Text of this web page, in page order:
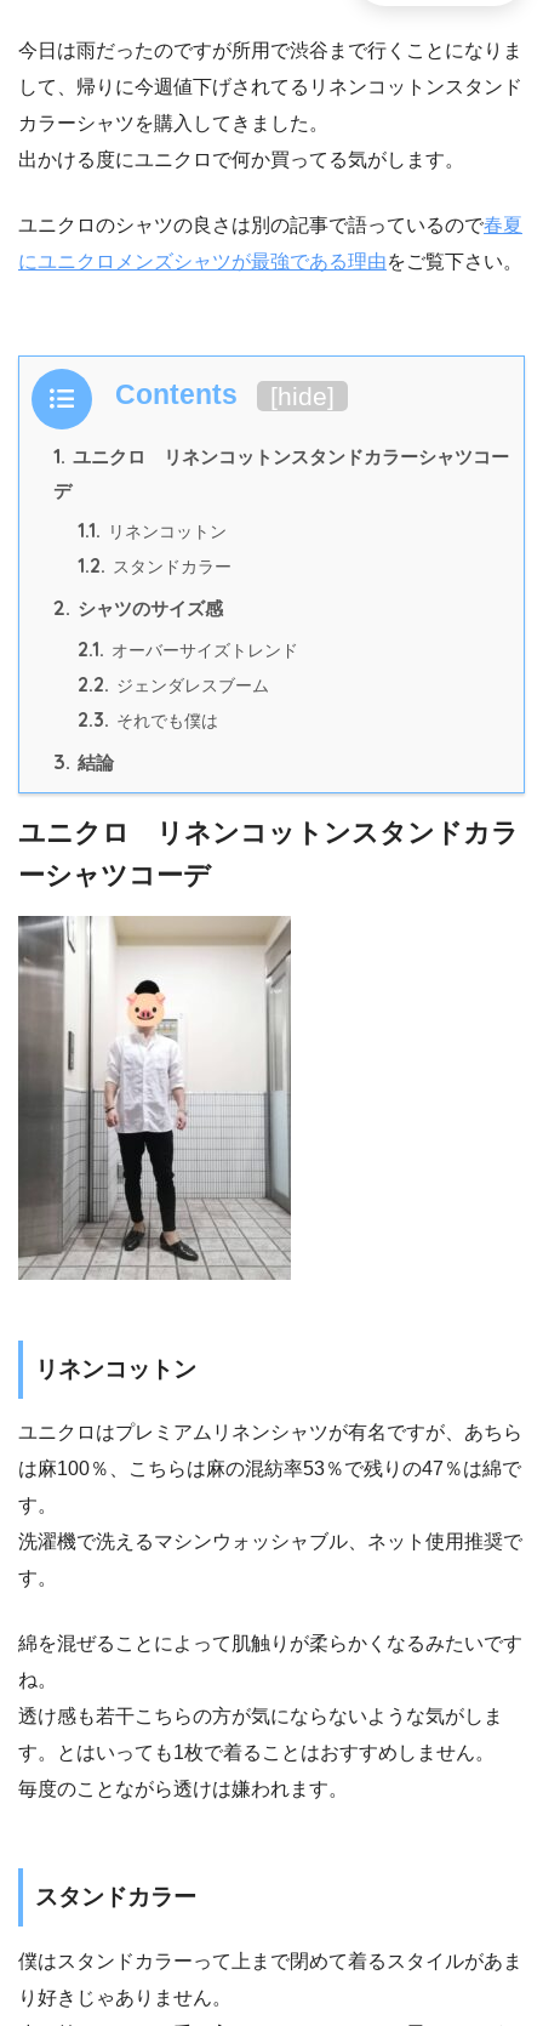
今日は雨だったのですが所用で渋谷まで行くことになりま
して、帰りに今週値下げされてるリネンコットンスタンド
カラーシャツを購入してきました。
出かける度にユニクロで何か買ってる気がします。
ユニクロのシャツの良さは別の記事で語っているので春夏
にユニクロメンズシャツが最強である理由をご覧下さい。
Contents [hide]
1. ユニクロ リネンコットンスタンドカラーシャツコー
デ
1.1. リネンコットン
1.2. スタンドカラー
2. シャツのサイズ感
2.1. オーバーサイズトレンド
2.2. ジェンダレスブーム
2.3. それでも僕は
3. 結論
ユニクロ リネンコットンスタンドカラ
ーシャツコーデ
リネンコットン
ユニクロはプレミアムリネンシャツが有名ですが、あちら
は麻100％、こちらは麻の混紡率53％で残りの47％は綿で
す。
洗濯機で洗えるマシンウォッシャブル、ネット使用推奨で
す。
綿を混ぜることによって肌触りが柔らかくなるみたいです
ね。
透け感も若干こちらの方が気にならないような気がしま
す。とはいっても1枚で着ることはおすすめしません。
毎度のことながら透けは嫌われます。
スタンドカラー
僕はスタンドカラーって上まで閉めて着るスタイルがあま
り好きじゃありません。